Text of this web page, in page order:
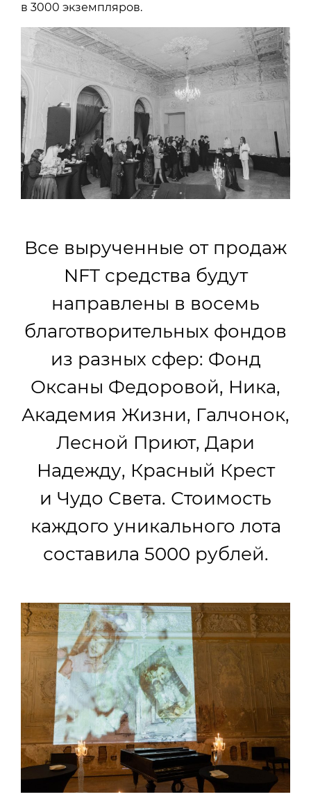
в 3000 экземпляров.
Все вырученные от продаж
NFT средства будут
направлены в восемь
благотворительных фондов
из разных сфер: Фонд
Оксаны Федоровой, Ника,
Академия Жизни, Галчонок,
Лесной Приют, Дари
Надежду, Красный Крест
и Чудо Света. Стоимость
каждого уникального лота
составила 5000 рублей.